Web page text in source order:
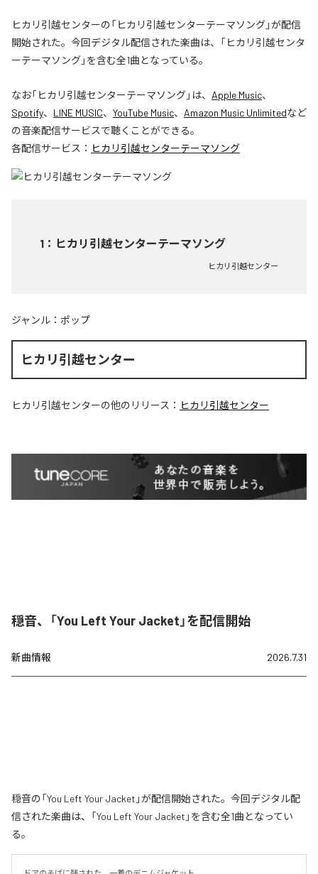
ヒカリ引越センターの「ヒカリ引越センターテーマソング」が配信
開始された。今回デジタル配信された楽曲は、「ヒカリ引越センタ
ーテーマソング」を含む全1曲となっている。
なお「ヒカリ引越センターテーマソング」は、 Apple Music、
Spotify、 LINE MUSIC、 YouTube Music、 Amazon Music Unlimitedなど
の音楽配信サービスで聴くことができる。
各配信サービス： ヒカリ引越センターテーマソング
1 ： ヒカリ引越センターテーマソング
ヒカリ引越センター
ジャンル： ポップ
ヒカリ引越センター
ヒカリ引越センターの他のリリース： ヒカリ引越センター
穏音、「You Left Your Jacket」を配信開始
新曲情報 2026.7.31
穏音の「You Left Your Jacket」が配信開始された。今回デジタル配
信された楽曲は、「You Left Your Jacket」を含む全1曲となってい
る。